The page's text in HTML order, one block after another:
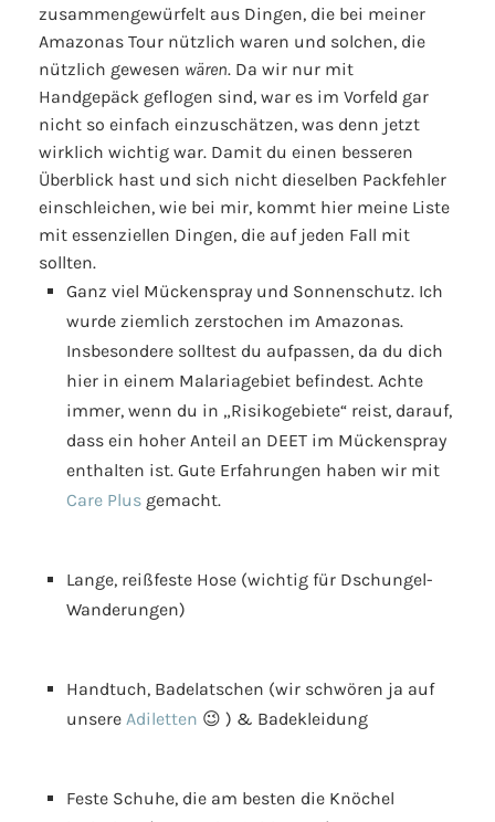
zusammengewürfelt aus Dingen, die bei meiner
Amazonas Tour nützlich waren und solchen, die
nützlich gewesen wären. Da wir nur mit
Handgepäck geflogen sind, war es im Vorfeld gar
nicht so einfach einzuschätzen, was denn jetzt
wirklich wichtig war. Damit du einen besseren
Überblick hast und sich nicht dieselben Packfehler
einschleichen, wie bei mir, kommt hier meine Liste
mit essenziellen Dingen, die auf jeden Fall mit
sollten.
Ganz viel Mückenspray und Sonnenschutz. Ich
wurde ziemlich zerstochen im Amazonas.
Insbesondere solltest du aufpassen, da du dich
hier in einem Malariagebiet befindest. Achte
immer, wenn du in „Risikogebiete“ reist, darauf,
dass ein hoher Anteil an DEET im Mückenspray
enthalten ist. Gute Erfahrungen haben wir mit
Care Plus gemacht.
Lange, reißfeste Hose (wichtig für Dschungel-
Wanderungen)
Handtuch, Badelatschen (wir schwören ja auf
unsere Adiletten 😉 ) & Badekleidung
Feste Schuhe, die am besten die Knöchel